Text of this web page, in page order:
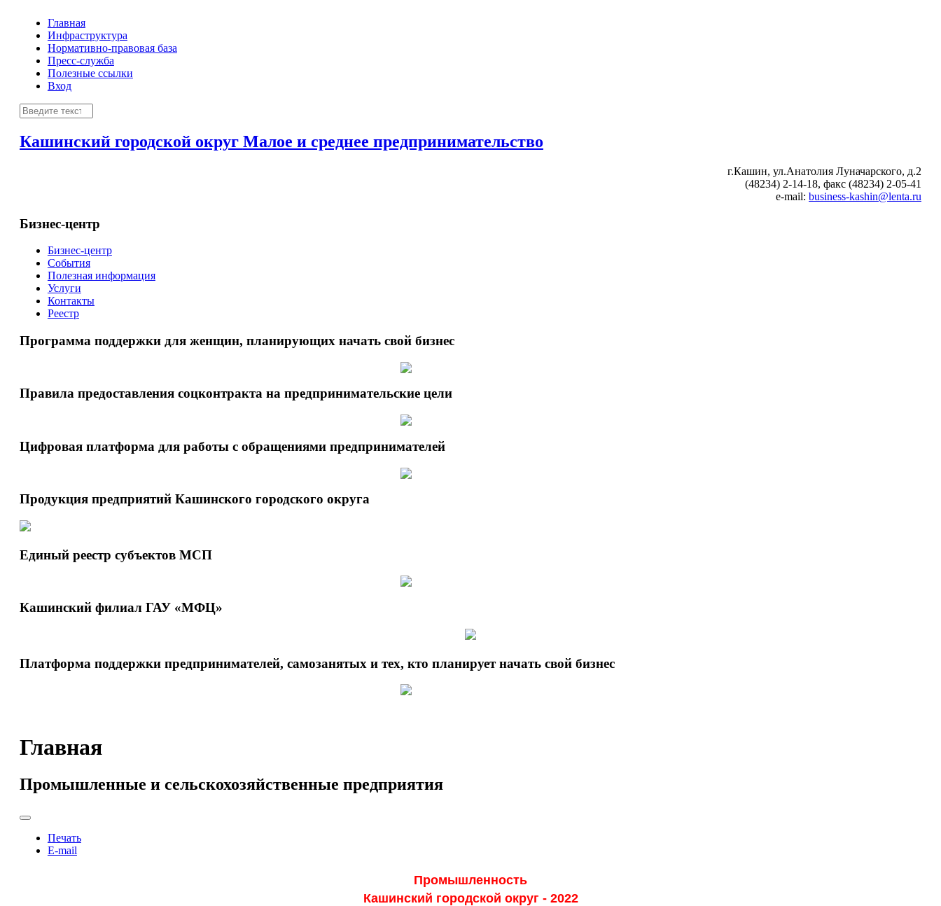
Главная
Инфраструктура
Нормативно-правовая база
Пресс-служба
Полезные ссылки
Вход
Кашинский городской округ Малое и среднее предпринимательство
г.Кашин, ул.Анатолия Луначарского, д.2
(48234) 2-14-18, факс (48234) 2-05-41
e-mail:business-kashin@lenta.ru
Бизнес-центр
Бизнес-центр
События
Полезная информация
Услуги
Контакты
Реестр
Программа поддержки для женщин, планирующих начать свой бизнес
Правила предоставления соцконтракта на предпринимательские цели
Цифровая платформа для работы с обращениями предпринимателей
Продукция предприятий Кашинского городского округа
Единый реестр субъектов МСП
Кашинский филиал ГАУ «МФЦ»
Платформа поддержки предпринимателей, самозанятых и тех, кто планирует начать свой бизнес
Главная
Промышленные и сельскохозяйственные предприятия
Печать
E-mail
Промышленность
Кашинский городской округ - 2022